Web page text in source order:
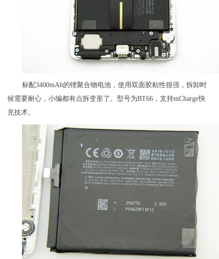
标配3400mAh的锂聚合物电池，使用双面胶粘性很强，拆卸时
候需要耐心，小编都有点拆变形了。型号为BT66，支持mCharge快
充技术。